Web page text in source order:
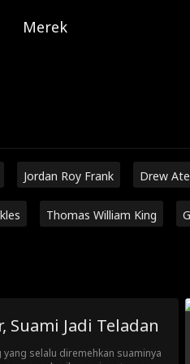
Merek
Jordan Roy Frank Drew
Thomas William King
Suami Jadi Teladan
selalu diremehkan suaminya